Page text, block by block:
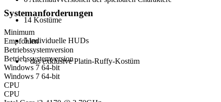
14 Kostüme
5 individuelle HUDs
+ das exklusive Platin-Ruffy-Kostüm
Systemanforderungen
Minimum
Empfohlen
Betriebssystemversion
Betriebssystemversion
Windows 7 64-bit
Windows 7 64-bit
CPU
CPU